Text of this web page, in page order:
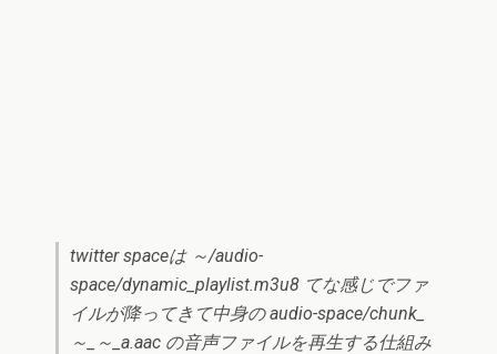
twitter spaceは ～/audio-
space/dynamic_playlist.m3u8 てな感じでファ
イルが降ってきて中身の audio-space/chunk_
～_～_a.aac の音声ファイルを再生する仕組み